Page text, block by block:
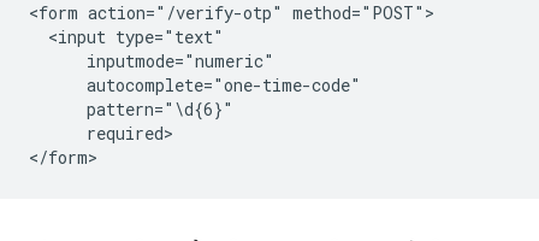
<form action="/verify-otp" method="POST">
  <input type="text"
      inputmode="numeric"
      autocomplete="one-time-code"
      pattern="\d{6}"
      required>